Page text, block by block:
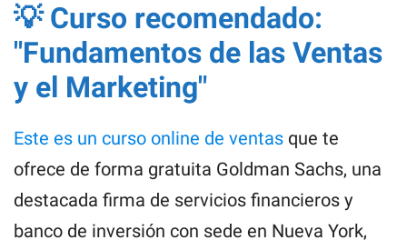
💡 Curso recomendado:
"Fundamentos de las Ventas
y el Marketing"
Este es un curso online de ventas que te
ofrece de forma gratuita Goldman Sachs, una
destacada firma de servicios financieros y
banco de inversión con sede en Nueva York,